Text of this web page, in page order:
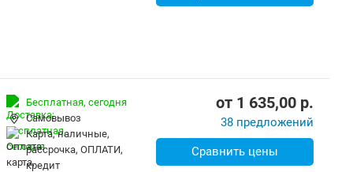
Бесплатная, сегодня
Самовывоз
карта, наличные,
рассрочка, ОПЛАТИ,
кредит
от 1 635,00 p.
38 предложений
Сравнить цены